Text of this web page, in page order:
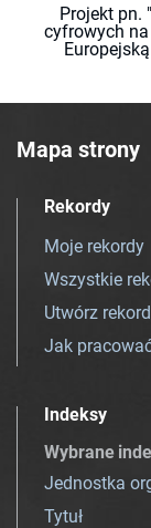
Projekt pn.
cyfrowych
Mapa strony
Rekordy
Moje rekordy
Wszystkie
Utwórz rekord
Jak
Indeksy
Wybrane
Jednostka
Tytuł